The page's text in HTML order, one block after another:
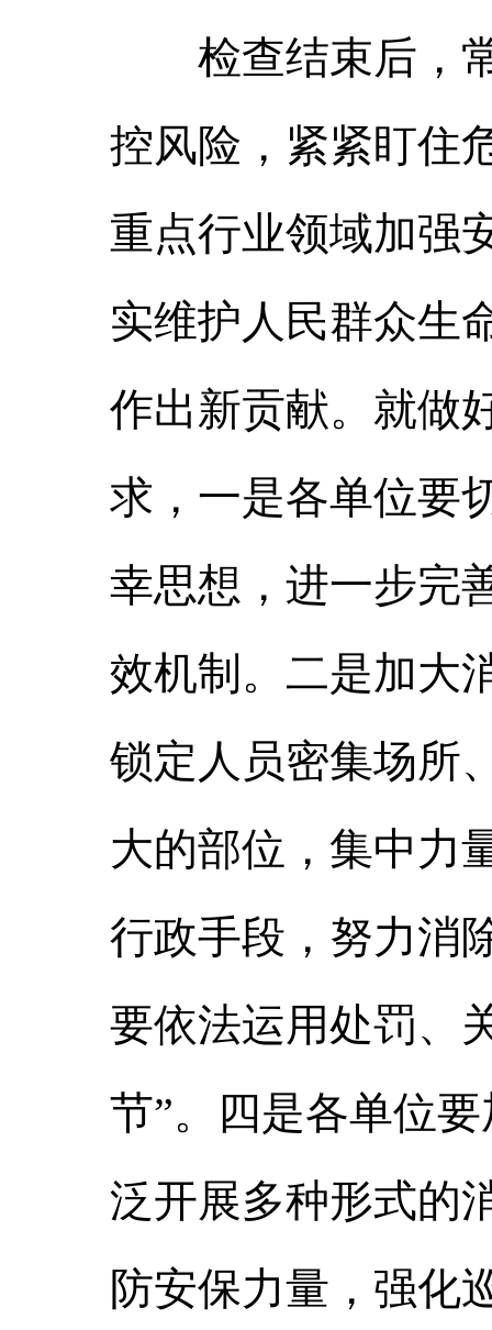
检查结束后，常
控风险，紧紧盯住
重点行业领域加强
实维护人民群众生
作出新贡献。就做
求，一是各单位要
幸思想，进一步完
效机制。二是加大
锁定人员密集场所
大的部位，集中力
行政手段，努力消
要依法运用处罚、
节”。四是各单位
泛开展多种形式的
防安保力量，强化